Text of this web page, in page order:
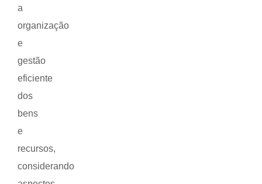
a
organização
e
gestão
eficiente
dos
bens
e
recursos,
considerando